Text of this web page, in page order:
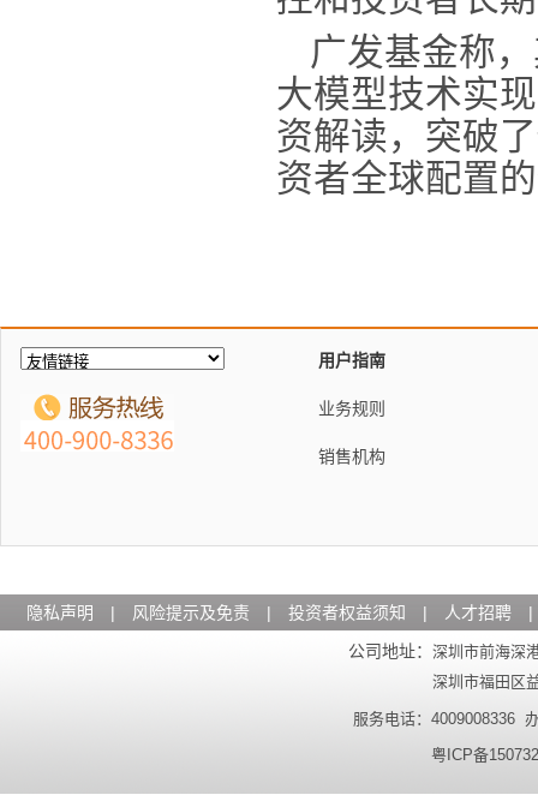
广发基金称
大模型技术实
资解读，突破
资者全球配置
用户指南
业务规则
销售机构
隐私声明 | 风险提示及免责 | 投资者权益须知 | 人才招聘
|
公司地址： 深圳市前海深
深圳市福田区
服务电话：4009008336
粤ICP备